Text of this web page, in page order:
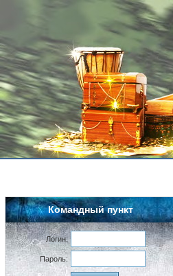
Командный пункт
Логин:
Пароль: